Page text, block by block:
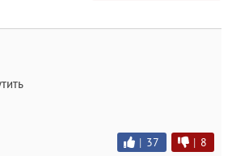
| 37 | 8